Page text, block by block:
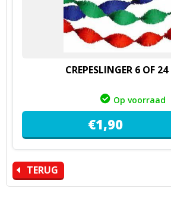
CREPESLINGER 6 OF 24
Op voorraad
€1,90
TERUG